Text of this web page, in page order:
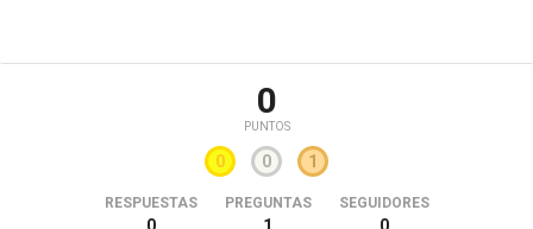
0
PUNTOS
0 0 1
RESPUESTAS PREGUNTAS SEGUIDORES